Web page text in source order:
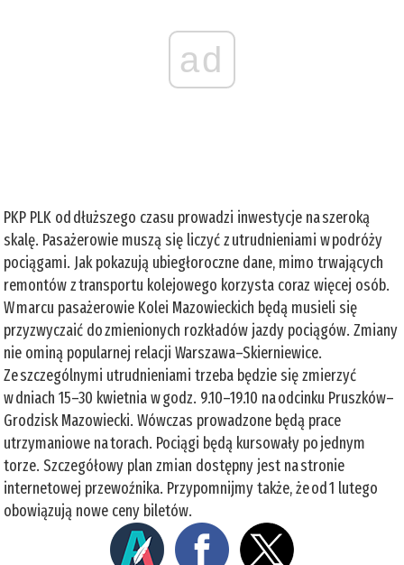
ad
PKP PLK od dłuższego czasu prowadzi inwestycje na szeroką
skalę. Pasażerowie muszą się liczyć z utrudnieniami w podróży
pociągami. Jak pokazują ubiegłoroczne dane, mimo trwających
remontów z transportu kolejowego korzysta coraz więcej osób.
W marcu pasażerowie Kolei Mazowieckich będą musieli się
przyzwyczaić do zmienionych rozkładów jazdy pociągów. Zmiany
nie ominą popularnej relacji Warszawa–Skierniewice.
Ze szczególnymi utrudnieniami trzeba będzie się zmierzyć
w dniach 15–30 kwietnia w godz. 9.10–19.10 na odcinku Pruszków–
Grodzisk Mazowiecki. Wówczas prowadzone będą prace
utrzymaniowe na torach. Pociągi będą kursowały po jednym
torze. Szczegółowy plan zmian dostępny jest na stronie
internetowej przewoźnika. Przypomnijmy także, że od 1 lutego
obowiązują nowe ceny biletów.